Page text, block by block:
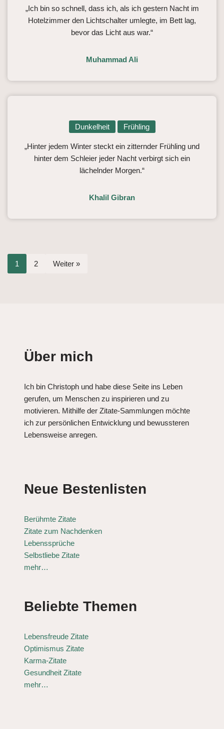
„Ich bin so schnell, dass ich, als ich gestern Nacht im
Hotelzimmer den Lichtschalter umlegte, im Bett lag,
bevor das Licht aus war.“
Muhammad Ali
Dunkelheit Frühling
„Hinter jedem Winter steckt ein zitternder Frühling und
hinter dem Schleier jeder Nacht verbirgt sich ein
lächelnder Morgen.“
Khalil Gibran
1 2 Weiter »
Über mich
Ich bin Christoph und habe diese Seite ins Leben
gerufen, um Menschen zu inspirieren und zu
motivieren. Mithilfe der Zitate-Sammlungen möchte
ich zur persönlichen Entwicklung und bewussteren
Lebensweise anregen.
Neue Bestenlisten
Berühmte Zitate
Zitate zum Nachdenken
Lebenssprüche
Selbstliebe Zitate
mehr…
Beliebte Themen
Lebensfreude Zitate
Optimismus Zitate
Karma-Zitate
Gesundheit Zitate
mehr…